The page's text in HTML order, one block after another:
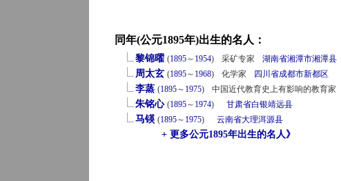
同年(公元1895年)出生的名人：
黎锦曜 (1895～ 1954) 采矿专家 湖南省湘潭市湘潭县
周太玄 (1895～ 1968) 化学家 四川省成都市新都区
李蒸 (1895～ 1975) 中国近代教育史上有影响的教育家
朱铭心 (1895～ 1974) 甘肃省白银靖远县
马锳 (1895～ 1975) 云南省大理洱源县
+ 更多公元1895年出生的名人》